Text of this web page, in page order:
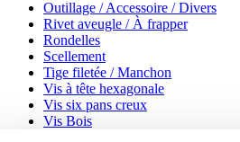
Outillage / Accessoire / Divers
Rivet aveugle / À frapper
Rondelles
Scellement
Tige filetée / Manchon
Vis à tête hexagonale
Vis six pans creux
Vis Bois